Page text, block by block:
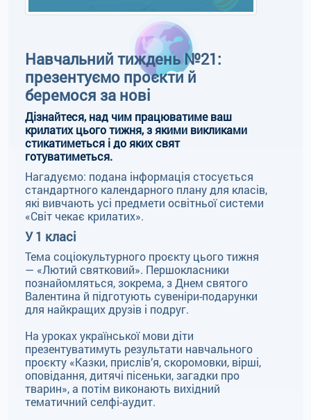
Навчальний тиждень №21:
презентуємо проєкти й
беремося за нові
Дізнайтеся, над чим працюватиме ваш
крилатих цього тижня, з якими викликами
стикатиметься і до яких свят
готуватиметься.
Нагадуємо: подана інформація стосується
стандартного календарного плану для класів,
які вивчають усі предмети освітньої системи
«Світ чекає крилатих».
У 1 класі
Тема соціокультурного проєкту цього тижня
— «Лютий святковий». Першокласники
познайомляться, зокрема, з Днем святого
Валентина й підготують сувеніри-подарунки
для найкращих друзів і подруг.
На уроках української мови діти
презентуватимуть результати навчального
проєкту «Казки, прислів’я, скоромовки, вірші,
оповідання, дитячі пісеньки, загадки про
тварин», а потім виконають вихідний
тематичний селфі-аудит.